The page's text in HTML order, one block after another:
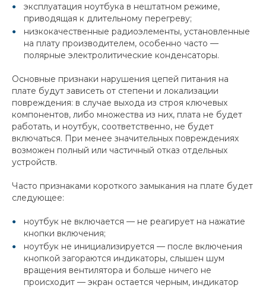
эксплуатация ноутбука в нештатном режиме,
приводящая к длительному перегреву;
низкокачественные радиоэлементы, установленные
на плату производителем, особенно часто —
полярные электролитические конденсаторы.
Основные признаки нарушения цепей питания на
плате будут зависеть от степени и локализации
повреждения: в случае выхода из строя ключевых
компонентов, либо множества из них, плата не будет
работать, и ноутбук, соответственно, не будет
включаться. При менее значительных повреждениях
возможен полный или частичный отказ отдельных
устройств.
Часто признаками короткого замыкания на плате будет
следующее:
ноутбук не включается — не реагирует на нажатие
кнопки включения;
ноутбук не инициализируется — после включения
кнопкой загораются индикаторы, слышен шум
вращения вентилятора и больше ничего не
происходит — экран остается черным, индикатор